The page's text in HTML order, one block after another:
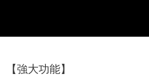
【強大功能】